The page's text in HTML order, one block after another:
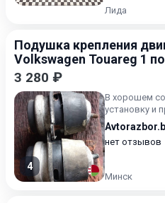
Лида
Подушка крепления
Volkswagen Touareg 1
2007
3 280 ₽
4
В хорошем
установку и
нет отзывов
Минск